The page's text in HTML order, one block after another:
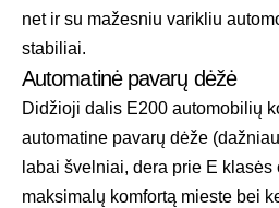
net ir su mažesniu varikliu
stabiliai.
Automatinė pavarų dėžė
Didžioji dalis E200 automobilių
automatine pavarų dėže
labai švelniai, dera prie E
maksimalų komfortą mieste bei